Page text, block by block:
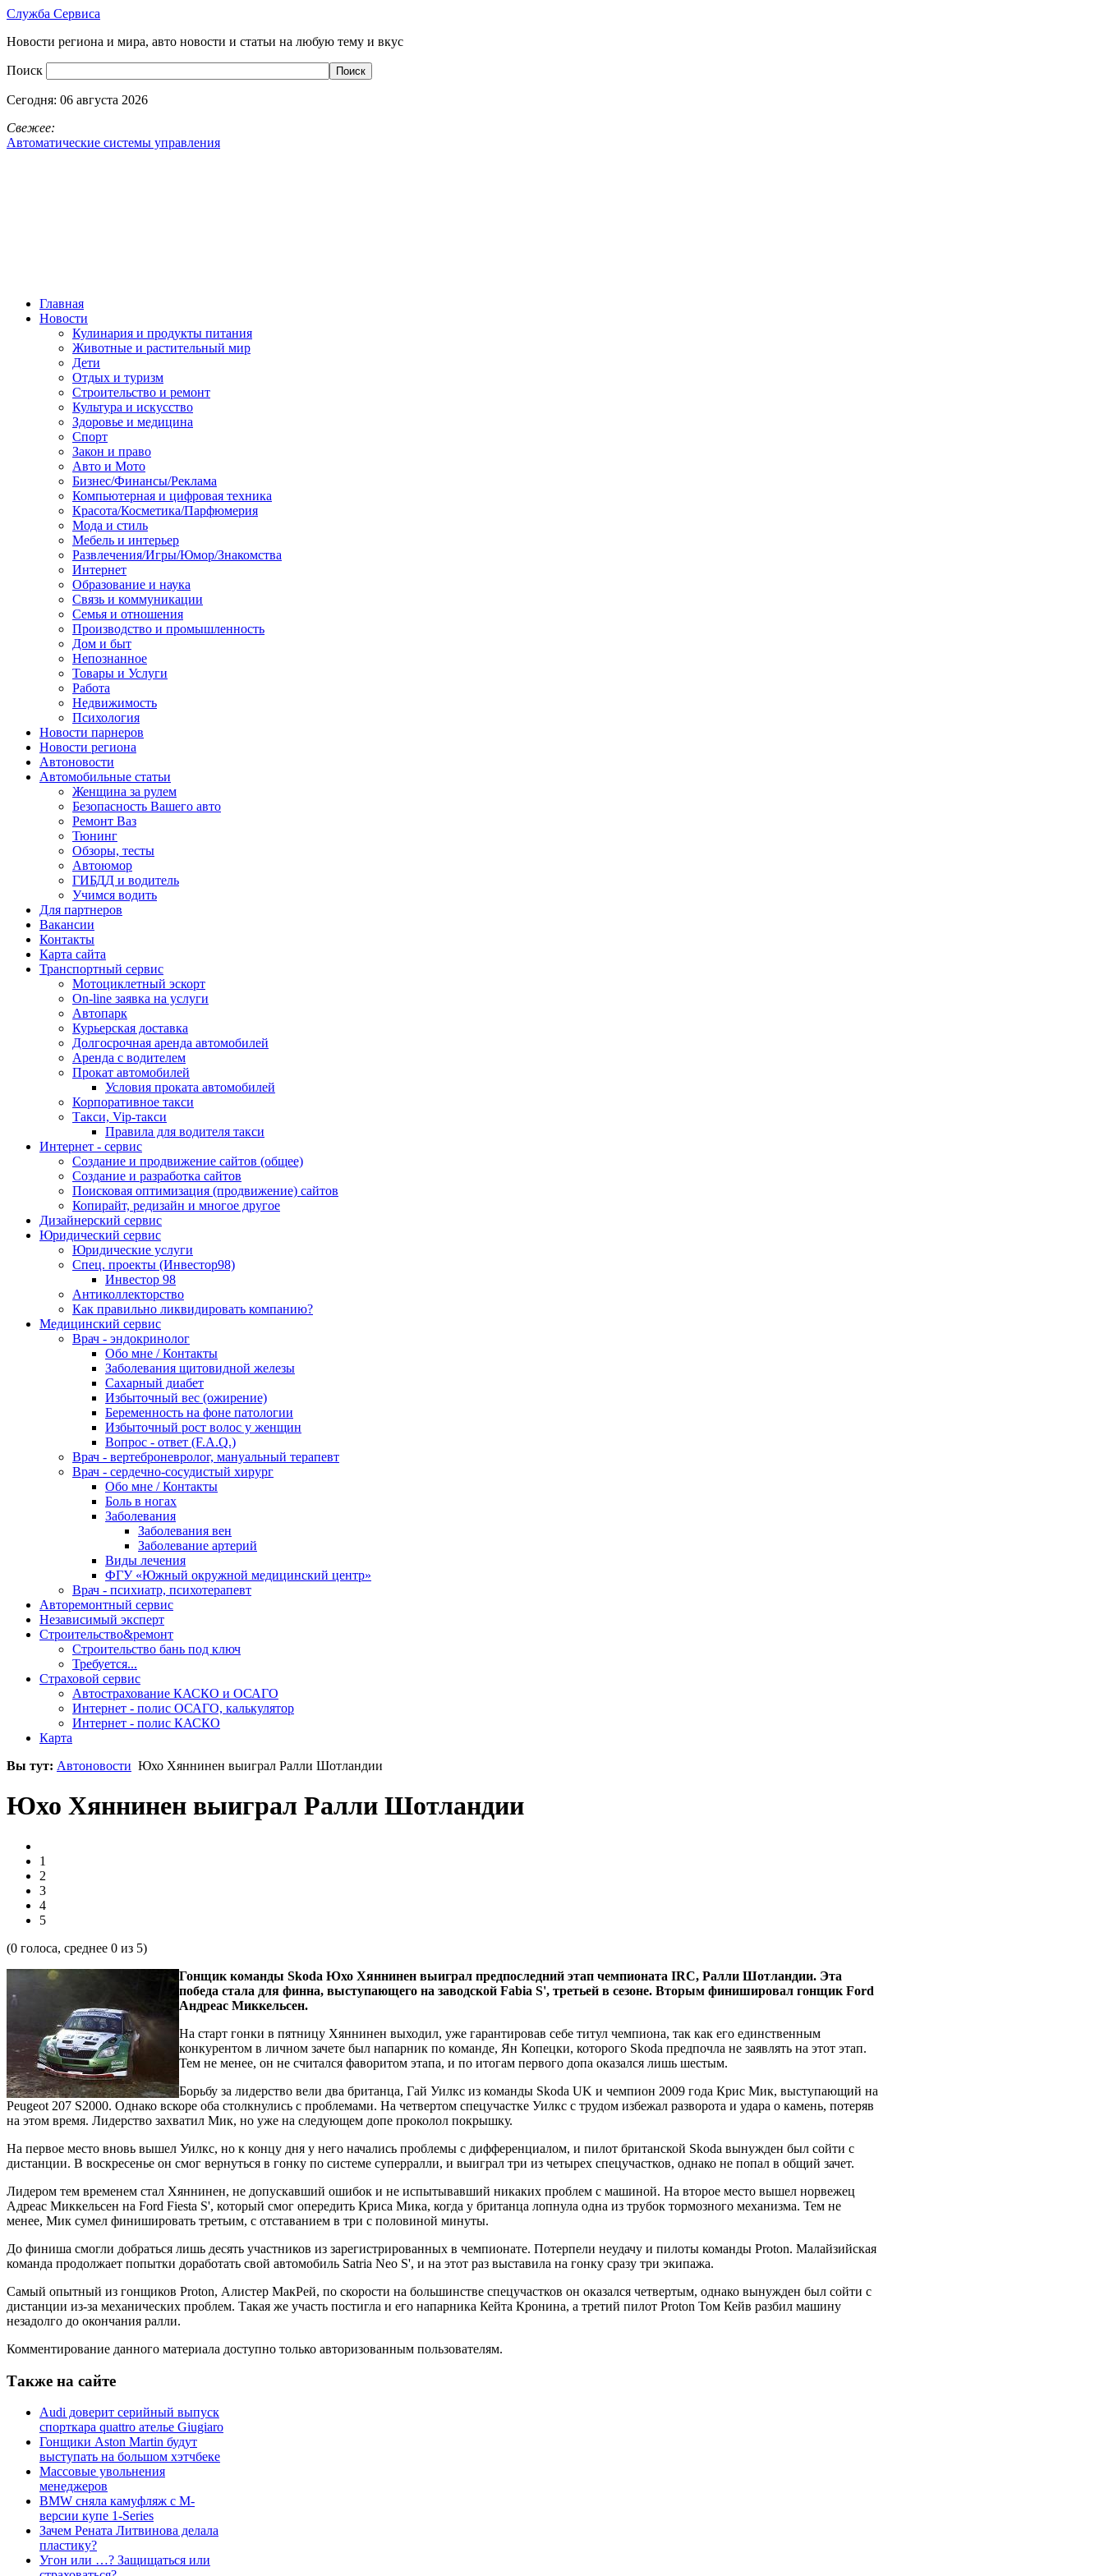
Служба Сервиса
Новости региона и мира, авто новости и статьи на любую тему и вкус
Поиск
Сегодня: 06 августа 2026
Свежее:
Автоматические системы управления
Главная
Новости
Кулинария и продукты питания
Животные и растительный мир
Дети
Отдых и туризм
Строительство и ремонт
Культура и искусство
Здоровье и медицина
Спорт
Закон и право
Авто и Мото
Бизнес/Финансы/Реклама
Компьютерная и цифровая техника
Красота/Косметика/Парфюмерия
Мода и стиль
Мебель и интерьер
Развлечения/Игры/Юмор/Знакомства
Интернет
Образование и наука
Связь и коммуникации
Семья и отношения
Производство и промышленность
Дом и быт
Непознанное
Товары и Услуги
Работа
Недвижимость
Психология
Новости парнеров
Новости региона
Автоновости
Автомобильные статьи
Женщина за рулем
Безопасность Вашего авто
Ремонт Ваз
Тюнинг
Обзоры, тесты
Автоюмор
ГИБДД и водитель
Учимся водить
Для партнеров
Вакансии
Контакты
Карта сайта
Транспортный сервис
Мотоциклетный эскорт
On-line заявка на услуги
Автопарк
Курьерская доставка
Долгосрочная аренда автомобилей
Аренда с водителем
Прокат автомобилей
Условия проката автомобилей
Корпоративное такси
Такси, Vip-такси
Правила для водителя такси
Интернет - сервис
Создание и продвижение сайтов (общее)
Создание и разработка сайтов
Поисковая оптимизация (продвижение) сайтов
Копирайт, редизайн и многое другое
Дизайнерский сервис
Юридический сервис
Юридические услуги
Спец. проекты (Инвестор98)
Инвестор 98
Антиколлекторство
Как правильно ликвидировать компанию?
Медицинский сервис
Врач - эндокринолог
Обо мне / Контакты
Заболевания щитовидной железы
Сахарный диабет
Избыточный вес (ожирение)
Беременность на фоне патологии
Избыточный рост волос у женщин
Вопрос - ответ (F.A.Q.)
Врач - вертеброневролог, мануальный терапевт
Врач - сердечно-сосудистый хирург
Обо мне / Контакты
Боль в ногах
Заболевания
Заболевания вен
Заболевание артерий
Виды лечения
ФГУ «Южный окружной медицинский центр»
Врач - психиатр, психотерапевт
Авторемонтный сервис
Независимый эксперт
Строительство&ремонт
Строительство бань под ключ
Требуется...
Страховой сервис
Автострахование КАСКО и ОСАГО
Интернет - полис ОСАГО, калькулятор
Интернет - полис КАСКО
Карта
Вы тут: Автоновости Юхо Хяннинен выиграл Ралли Шотландии
Юхо Хяннинен выиграл Ралли Шотландии
1
2
3
4
5
(0 голоса, среднее 0 из 5)
Гонщик команды Skoda Юхо Хяннинен выиграл предпоследний этап чемпионата IRC, Ралли Шотландии. Эта
победа стала для финна, выступающего на заводской Fabia S', третьей в сезоне. Вторым финишировал гонщик Ford
Андреас Миккельсен.
На старт гонки в пятницу Хяннинен выходил, уже гарантировав себе титул чемпиона, так как его единственным
конкурентом в личном зачете был напарник по команде, Ян Копецки, которого Skoda предпочла не заявлять на этот этап.
Тем не менее, он не считался фаворитом этапа, и по итогам первого допа оказался лишь шестым.
Борьбу за лидерство вели два британца, Гай Уилкс из команды Skoda UK и чемпион 2009 года Крис Мик, выступающий на
Peugeot 207 S2000. Однако вскоре оба столкнулись с проблемами. На четвертом спецучастке Уилкс с трудом избежал разворота и удара о камень, потеряв
на этом время. Лидерство захватил Мик, но уже на следующем допе проколол покрышку.
На первое место вновь вышел Уилкс, но к концу дня у него начались проблемы с дифференциалом, и пилот британской Skoda вынужден был сойти с
дистанции. В воскресенье он смог вернуться в гонку по системе суперралли, и выиграл три из четырех спецучастков, однако не попал в общий зачет.
Лидером тем временем стал Хяннинен, не допускавший ошибок и не испытывавший никаких проблем с машиной. На второе место вышел норвежец
Адреас Миккельсен на Ford Fiesta S', который смог опередить Криса Мика, когда у британца лопнула одна из трубок тормозного механизма. Тем не
менее, Мик сумел финишировать третьим, с отставанием в три с половиной минуты.
До финиша смогли добраться лишь десять участников из зарегистрированных в чемпионате. Потерпели неудачу и пилоты команды Proton. Малайзийская
команда продолжает попытки доработать свой автомобиль Satria Neo S', и на этот раз выставила на гонку сразу три экипажа.
Самый опытный из гонщиков Proton, Алистер МакРей, по скорости на большинстве спецучастков он оказался четвертым, однако вынужден был сойти с
дистанции из-за механических проблем. Такая же участь постигла и его напарника Кейта Кронина, а третий пилот Proton Том Кейв разбил машину
незадолго до окончания ралли.
Комментирование данного материала доступно только авторизованным пользователям.
Также на сайте
Audi доверит серийный выпуск
спорткара quattro ателье Giugiaro
Гонщики Aston Martin будут
выступать на большом хэтчбеке
Массовые увольнения
менеджеров
BMW сняла камуфляж с М-
версии купе 1-Series
Зачем Рената Литвинова делала
пластику?
Угон или …? Защищаться или